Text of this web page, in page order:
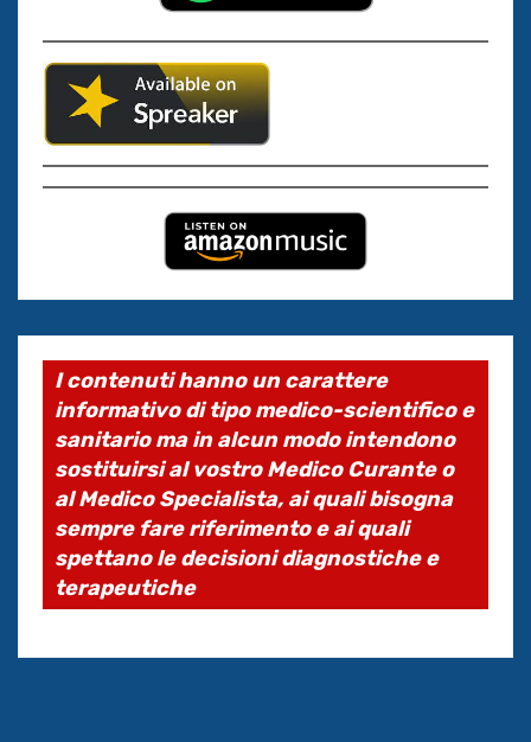
I contenuti hanno un carattere
informativo di tipo medico-scientifico e
sanitario ma in alcun modo intendono
sostituirsi al vostro Medico Curante o
al Medico Specialista, ai quali bisogna
sempre fare riferimento e ai quali
spettano le decisioni diagnostiche e
terapeutiche